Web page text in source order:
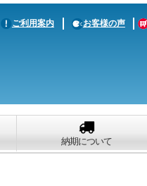
ご利用案内 お客様の声
納期について